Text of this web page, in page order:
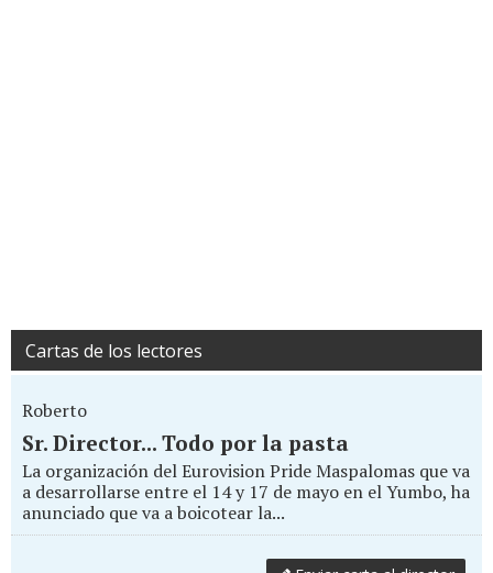
Cartas de los lectores
Roberto
Sr. Director... Todo por la pasta
La organización del Eurovision Pride Maspalomas que va
a desarrollarse entre el 14 y 17 de mayo en el Yumbo, ha
anunciado que va a boicotear la...